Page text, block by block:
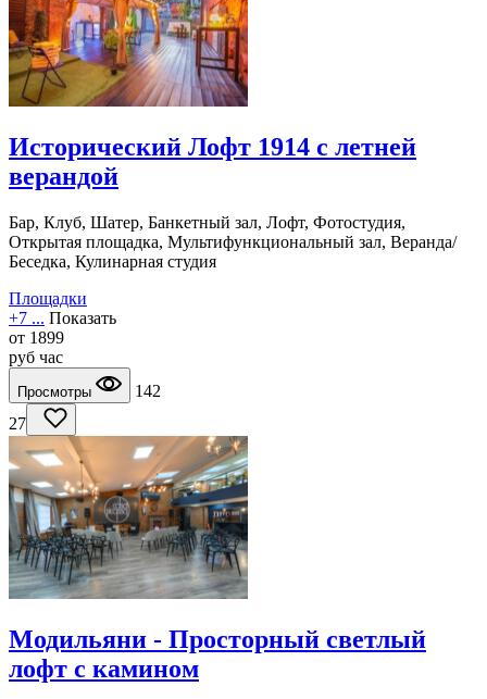
Исторический Лофт 1914 с летней
верандой
Бар, Клуб, Шатер, Банкетный зал, Лофт, Фотостудия,
Открытая площадка, Мультифункциональный зал, Веранда/
Беседка, Кулинарная студия
Площадки
+7 ... Показать
от 1899
руб час
Просмотры
142
27
Модильяни - Просторный светлый
лофт с камином